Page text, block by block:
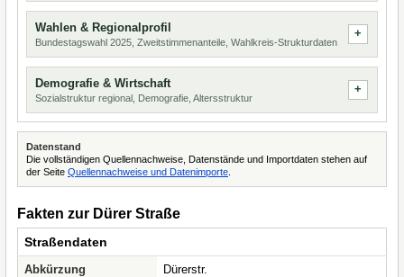
Wahlen & Regionalprofil
Bundestagswahl 2025, Zweitstimmenanteile, Wahlkreis-Strukturdaten
Demografie & Wirtschaft
Sozialstruktur regional, Demografie, Altersstruktur
Datenstand
Die vollständigen Quellennachweise, Datenstände und Importdaten stehen auf
der Seite Quellennachweise und Datenimporte
Fakten zur Dürer Straße
Straßendaten
Abkürzung
Dürerstr.